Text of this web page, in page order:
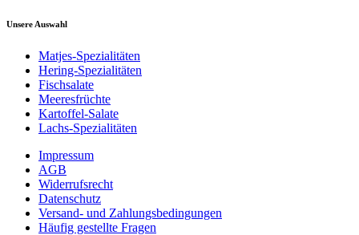
Unsere Auswahl
Matjes-Spezialitäten
Hering-Spezialitäten
Fischsalate
Meeresfrüchte
Kartoffel-Salate
Lachs-Spezialitäten
Impressum
AGB
Widerrufsrecht
Datenschutz
Versand- und Zahlungsbedingungen
Häufig gestellte Fragen